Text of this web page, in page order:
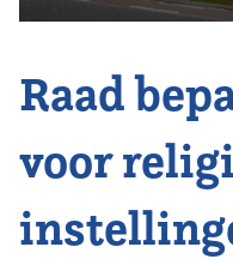
Kennis & Informatie
Vereniging
Raad
voor